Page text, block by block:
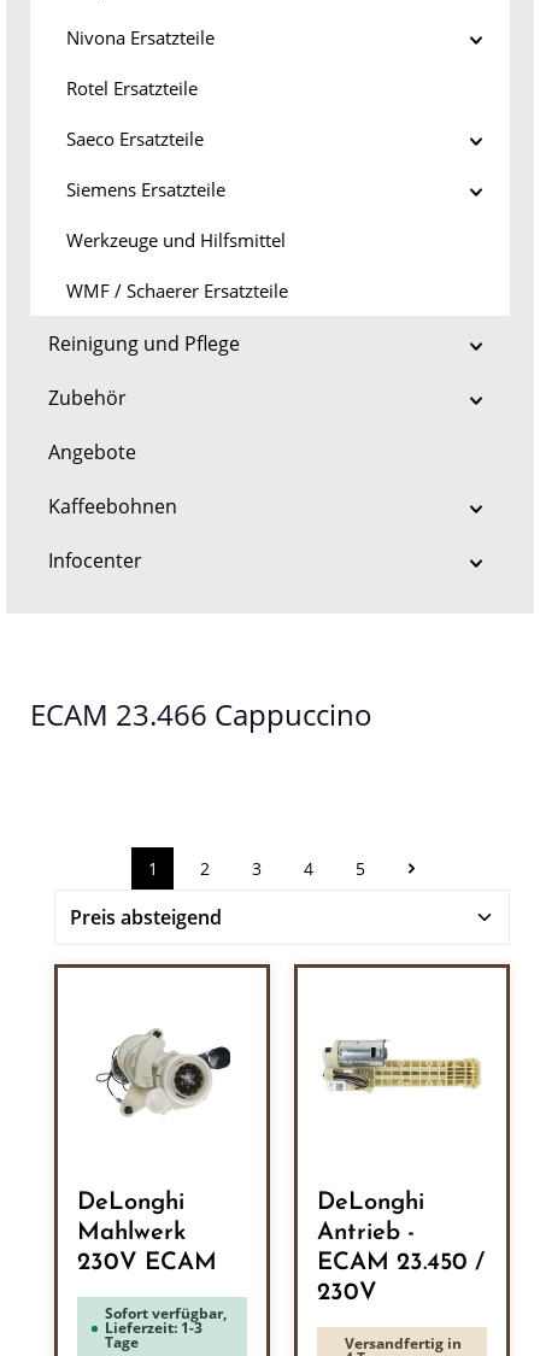
Nivona Ersatzteile
Rotel Ersatzteile
Saeco Ersatzteile
Siemens Ersatzteile
Werkzeuge und Hilfsmittel
WMF / Schaerer Ersatzteile
Reinigung und Pflege
Zubehör
Angebote
Kaffeebohnen
Infocenter
ECAM 23.466 Cappuccino
Seite
1 Seite
2 Seite
3 Seite
4 Seite
5
DeLonghi
Mahlwerk
230V ECAM
Sofort verfügbar,
Lieferzeit: 1-3
Tage
DeLonghi
Antrieb -
ECAM 23.450 /
230V
Versandfertig in